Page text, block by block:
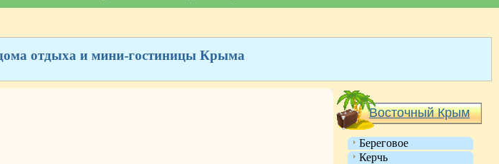
отдыха и мини-гостиницы Крыма
Восточный Крым
Береговое
Керчь